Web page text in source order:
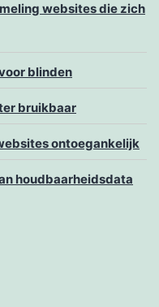
websites die zich
blinden
bruikbaar
ontoegankelijk
houdbaarheidsdata